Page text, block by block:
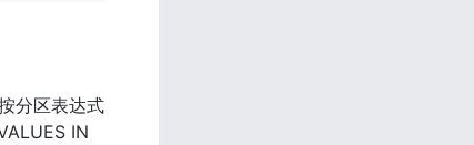
分区表达式
IN